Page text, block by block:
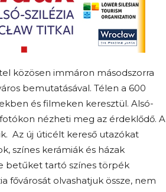
közösen immáron másodszorra
bemutatásával. Télen a 600
és filmeken keresztül. Alsó-
nézheti meg az érdeklődő. A
Az új úticélt kereső utazókat
színes kerámiák és házak
betűket tartó színes törpék
fővárosát olvashatjuk össze, nem